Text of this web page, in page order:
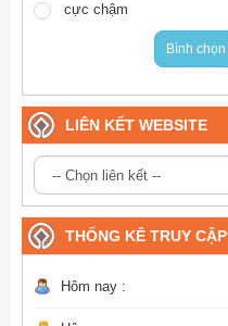
cực chậm
Bình chọn
LIÊN KẾT WEBSITE
THỐNG KÊ TRUY CẬP
Hôm nay :